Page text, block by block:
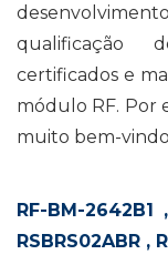
qualificação
certificados e
módulo RF. Por
muito bem-
RF-BM-2642B1 ,
RSBRS02ABR ,